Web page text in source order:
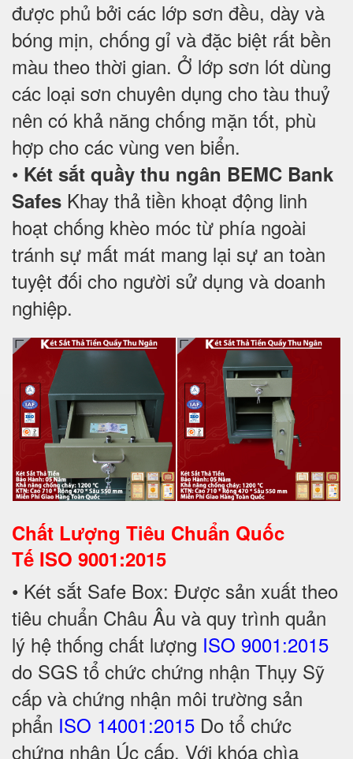
được phủ bởi các lớp sơn đều, dày và
bóng mịn, chống gỉ và đặc biệt rất bền
màu theo thời gian. Ở lớp sơn lót dùng
các loại sơn chuyên dụng cho tàu thuỷ
nên có khả năng chống mặn tốt, phù
hợp cho các vùng ven biển.
• Két sắt quầy thu ngân BEMC Bank
Safes Khay thả tiền khoạt động linh
hoạt chống khèo móc từ phía ngoài
tránh sự mất mát mang lại sự an toàn
tuyệt đối cho người sử dụng và doanh
nghiệp.
Chất Lượng Tiêu Chuẩn Quốc
Tế ISO 9001:2015
• Két sắt Safe Box: Được sản xuất theo
tiêu chuẩn Châu Âu và quy trình quản
lý hệ thống chất lượng ISO 9001:2015
do SGS tổ chức chứng nhận Thụy Sỹ
cấp và chứng nhận môi trường sản
phẩn ISO 14001:2015 Do tổ chức
chứng nhận Úc cấp. Với khóa chìa